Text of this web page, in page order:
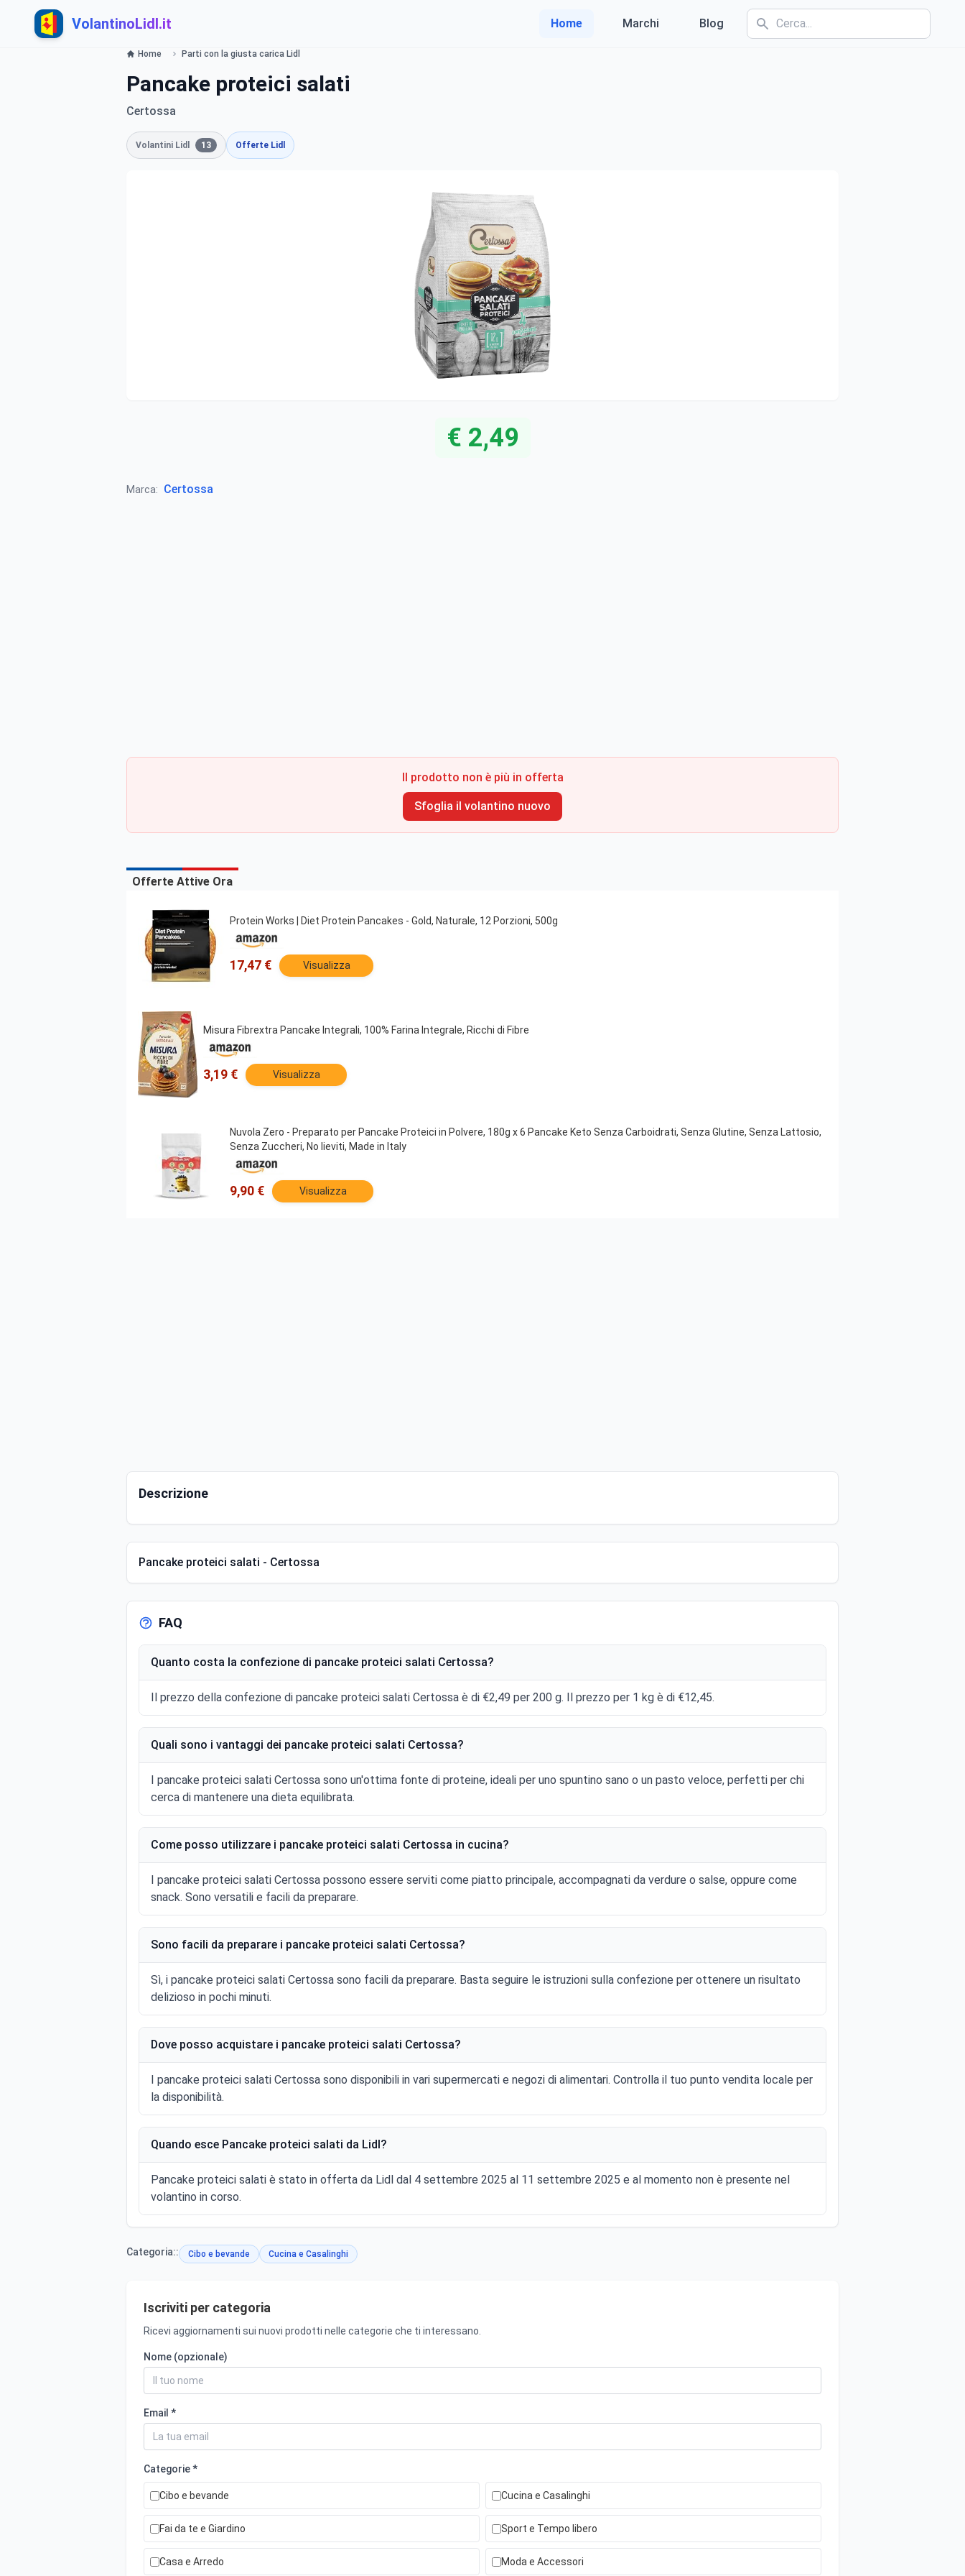
VolantinoLidl.it Home Marchi Blog
Home Parti con la giusta carica Lidl
Pancake proteici salati
Certossa
Volantini Lidl 13 Offerte Lidl
€ 2,49
Marca: Certossa
Il prodotto non è più in offerta
Sfoglia il volantino nuovo
Offerte Attive Ora
Protein Works | Diet Protein Pancakes - Gold, Naturale, 12 Porzioni, 500g
17,47 € Visualizza
Misura Fibrextra Pancake Integrali, 100% Farina Integrale, Ricchi di Fibre
3,19 € Visualizza
Nuvola Zero - Preparato per Pancake Proteici in Polvere, 180g x 6 Pancake Keto Senza Carboidrati, Senza Glutine, Senza Lattosio,
Senza Zuccheri, No lieviti, Made in Italy
9,90 € Visualizza
Descrizione
Pancake proteici salati - Certossa
FAQ
Quanto costa la confezione di pancake proteici salati Certossa?
Il prezzo della confezione di pancake proteici salati Certossa è di €2,49 per 200 g. Il prezzo per 1 kg è di €12,45.
Quali sono i vantaggi dei pancake proteici salati Certossa?
I pancake proteici salati Certossa sono un'ottima fonte di proteine, ideali per uno spuntino sano o un pasto veloce, perfetti per chi
cerca di mantenere una dieta equilibrata.
Come posso utilizzare i pancake proteici salati Certossa in cucina?
I pancake proteici salati Certossa possono essere serviti come piatto principale, accompagnati da verdure o salse, oppure come
snack. Sono versatili e facili da preparare.
Sono facili da preparare i pancake proteici salati Certossa?
Sì, i pancake proteici salati Certossa sono facili da preparare. Basta seguire le istruzioni sulla confezione per ottenere un risultato
delizioso in pochi minuti.
Dove posso acquistare i pancake proteici salati Certossa?
I pancake proteici salati Certossa sono disponibili in vari supermercati e negozi di alimentari. Controlla il tuo punto vendita locale per
la disponibilità.
Quando esce Pancake proteici salati da Lidl?
Pancake proteici salati è stato in offerta da Lidl dal 4 settembre 2025 al 11 settembre 2025 e al momento non è presente nel
volantino in corso.
Categoria:: Cibo e bevande Cucina e Casalinghi
Iscriviti per categoria
Ricevi aggiornamenti sui nuovi prodotti nelle categorie che ti interessano.
Nome (opzionale)
Email *
Categorie *
Cibo e bevande Cucina e Casalinghi
Fai da te e Giardino Sport e Tempo libero
Casa e Arredo Moda e Accessori